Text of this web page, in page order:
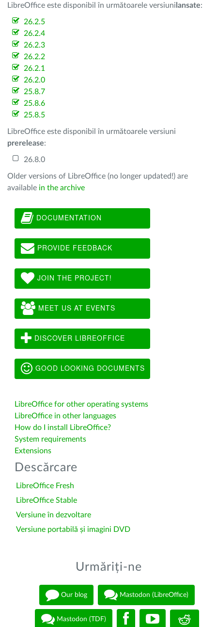
LibreOffice este disponibil în următoarele versiuni lansate:
26.2.5
26.2.4
26.2.3
26.2.2
26.2.1
26.2.0
25.8.7
25.8.6
25.8.5
LibreOffice este disponibil în următoarele versiuni
prerelease:
26.8.0
Older versions of LibreOffice (no longer updated!) are
available in the archive
DOCUMENTATION
PROVIDE FEEDBACK
JOIN THE PROJECT!
MEET US AT EVENTS
DISCOVER LIBREOFFICE
GOOD LOOKING DOCUMENTS
LibreOffice for other operating systems
LibreOffice in other languages
How do I install LibreOffice?
System requirements
Extensions
Descărcare
LibreOffice Fresh
LibreOffice Stable
Versiune în dezvoltare
Versiune portabilă și imagini DVD
Urmăriți-ne
Our blog Mastodon (LibreOffice)
Mastodon (TDF)